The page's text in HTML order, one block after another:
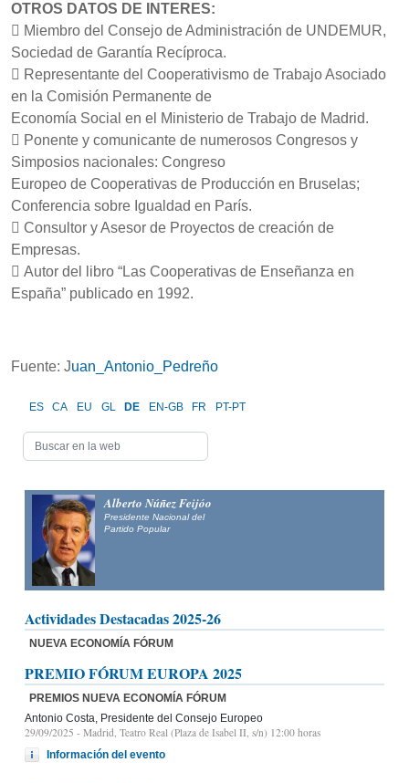
OTROS DATOS DE INTERES:
 Miembro del Consejo de Administración de UNDEMUR,
Sociedad de Garantía Recíproca.
 Representante del Cooperativismo de Trabajo Asociado
en la Comisión Permanente de
Economía Social en el Ministerio de Trabajo de Madrid.
 Ponente y comunicante de numerosos Congresos y
Simposios nacionales: Congreso
Europeo de Cooperativas de Producción en Bruselas;
Conferencia sobre Igualdad en París.
 Consultor y Asesor de Proyectos de creación de
Empresas.
 Autor del libro “Las Cooperativas de Enseñanza en
España” publicado en 1992.
Fuente: Juan_Antonio_Pedreño
ES CA EU GL DE EN-GB FR PT-PT
Alberto Núñez Feijóo
Presidente Nacional del
Partido Popular
Actividades Destacadas 2025-26
NUEVA ECONOMÍA FÓRUM
PREMIO FÓRUM EUROPA 2025
PREMIOS NUEVA ECONOMÍA FÓRUM
Antonio Costa, Presidente del Consejo Europeo
29/09/2025 - Madrid, Teatro Real (Plaza de Isabel II, s/n) 12:00 horas
Información del evento